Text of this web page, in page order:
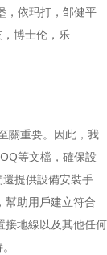
，依玛打，邹健平
博士伦，乐
重要。因此，我
等文檔，確保設
提供設備安裝手
幫助用戶建立符合
接地線以及其他任何